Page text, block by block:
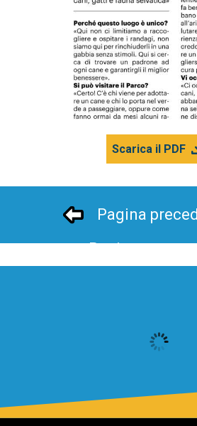
Scarica il PDF
Pagina
Pagina